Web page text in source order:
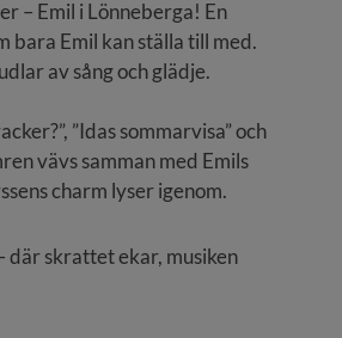
– Emil i Lönneberga! En
bara Emil kan ställa till med.
av sång och glädje.
”Idas sommarvisa” och
vävs samman med Emils
charm lyser igenom.
där skrattet ekar, musiken